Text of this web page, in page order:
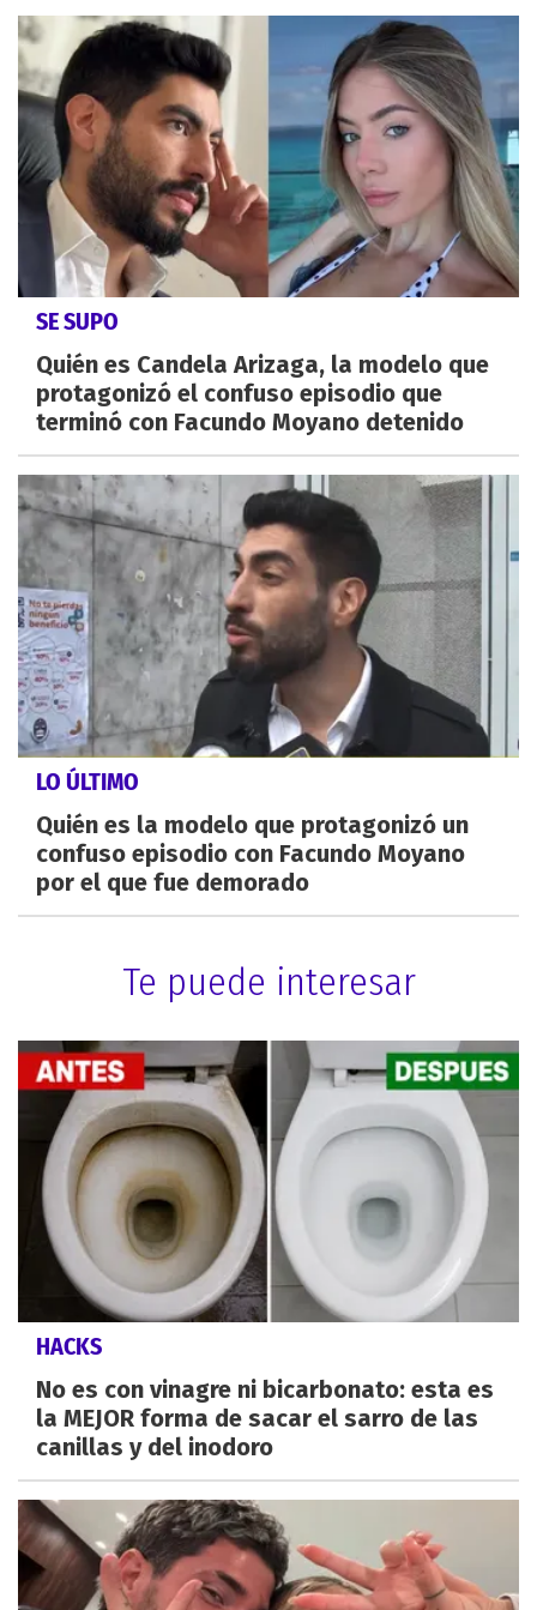
SE SUPO
Quién es Candela Arizaga, la modelo que
protagonizó el confuso episodio que
terminó con Facundo Moyano detenido
LO ÚLTIMO
Quién es la modelo que protagonizó un
confuso episodio con Facundo Moyano
por el que fue demorado
Te puede interesar
HACKS
No es con vinagre ni bicarbonato: esta es
la MEJOR forma de sacar el sarro de las
canillas y del inodoro